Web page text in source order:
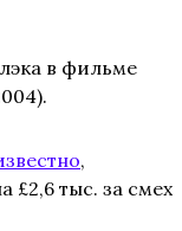
в фильме
,
£2,6 тыс. за смех